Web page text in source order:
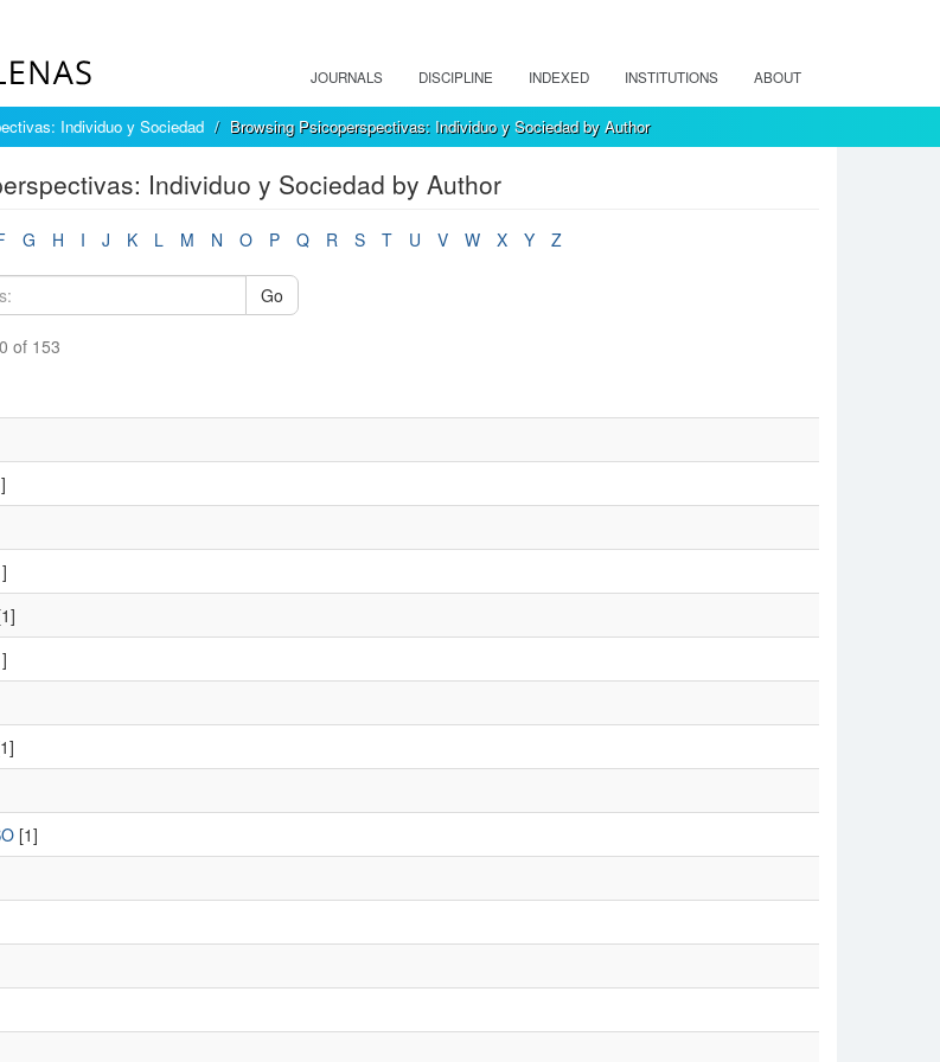
JOURNALS DISCIPLINE INDEXED INSTITUTIONS ABOUT
Individuo y Sociedad Browsing Psicoperspectivas: Individuo y Sociedad by Author
Individuo y Sociedad by Author
G H I J K L M N O P Q R S T U V W X Y Z
Go
of 153
[1]